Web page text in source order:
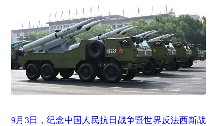
9月3日，纪念中国人民抗日战争暨世界反法西斯战